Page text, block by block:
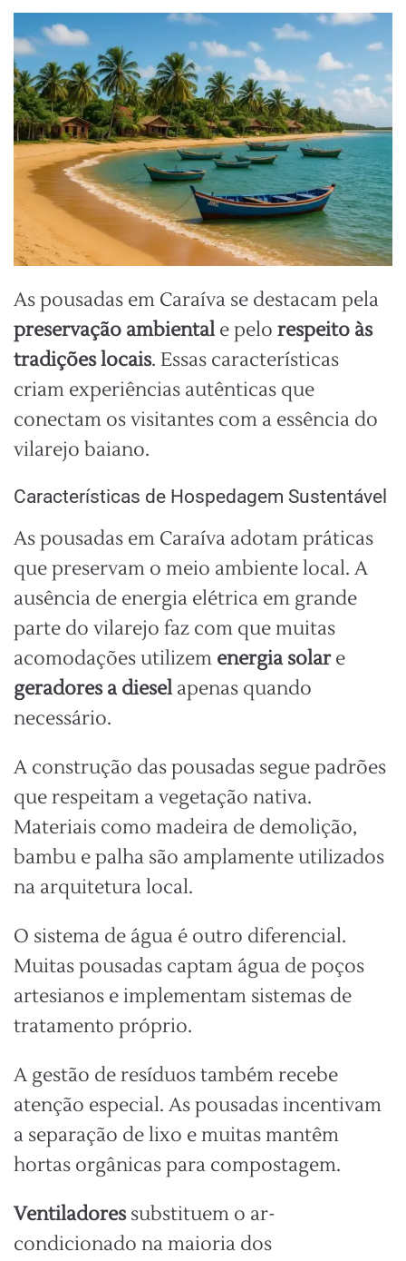
As pousadas em Caraíva se destacam pela
preservação ambiental e pelo respeito às
tradições locais. Essas características
criam experiências autênticas que
conectam os visitantes com a essência do
vilarejo baiano.
Características de Hospedagem Sustentável
As pousadas em Caraíva adotam práticas
que preservam o meio ambiente local. A
ausência de energia elétrica em grande
parte do vilarejo faz com que muitas
acomodações utilizem energia solare
geradores a diesel apenas quando
necessário.
A construção das pousadas segue padrões
que respeitam a vegetação nativa.
Materiais como madeira de demolição,
bambu e palha são amplamente utilizados
na arquitetura local.
O sistema de água é outro diferencial.
Muitas pousadas captam água de poços
artesianos e implementam sistemas de
tratamento próprio.
A gestão de resíduos também recebe
atenção especial. As pousadas incentivam
a separação de lixo e muitas mantêm
hortas orgânicas para compostagem.
Ventiladoressubstituem o ar-
condicionado na maioria dos